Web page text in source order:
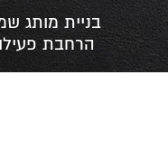
בניית מותג